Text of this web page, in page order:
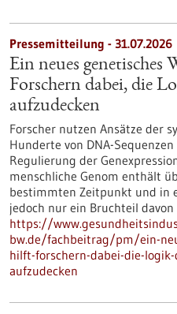
Pressemitteilung - 31.07.2026
Ein neues genetisches
Forschern dabei, die
aufzudecken
Forscher nutzen Ansätze der
Hunderte von DNA-
Regulierung der
menschliche Genom enthält
bestimmten Zeitpunkt und in
jedoch nur ein Bruchteil davon
https://
bw.de/fachbeitrag/pm/ein-
hilft-forschern-dabei-die-
aufzudecken